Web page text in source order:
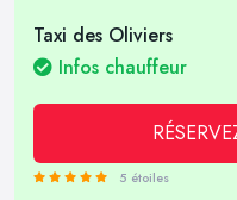
Taxi des Oliviers
Infos chauffeur
5 étoiles